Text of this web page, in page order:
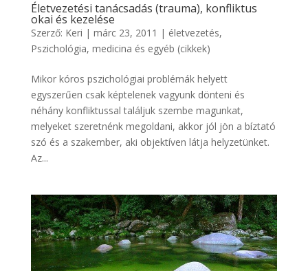
Életvezetési tanácsadás (trauma), konfliktus
okai és kezelése
Szerző: Keri | márc 23, 2011 | életvezetés,
Pszichológia, medicina és egyéb (cikkek)
Mikor kóros pszichológiai problémák helyett
egyszerűen csak képtelenek vagyunk dönteni és
néhány konfliktussal találjuk szembe magunkat,
melyeket szeretnénk megoldani, akkor jól jön a bíztató
szó és a szakember, aki objektíven látja helyzetünket.
Az...